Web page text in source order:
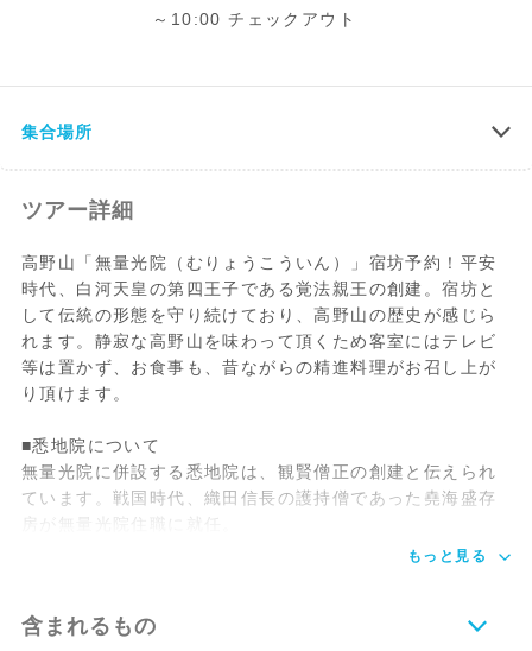
～10:00 チェックアウト
暖房・こたつ（冬）/ 金庫/ 浴衣・羽織・丹
前/ 日本茶セット/ シャンプー/ 石鹸/ 歯ブ
はございません。
行き方
急行で約1時間40分。
・JR和歌山から和歌山線で橋本駅まで、橋
本駅から
南海高野線に乗換極楽橋まで。
・極楽橋からはケーブルカーで高野山へ。
【車でお越しの場合】
・名古屋からは約4.5時間、東名阪、名阪国
（一部国道24号を経由して）紀北かつらぎ
道）を経て
集合場所
ツアー詳細
高野山「無量光院（むりょうこういん）」宿坊予約！平安
時代、白河天皇の第四王子である覚法親王の創建。宿坊と
して伝統の形態を守り続けており、高野山の歴史が感じら
れます。静寂な高野山を味わって頂くため客室にはテレビ
等は置かず、お食事も、昔ながらの精進料理がお召し上が
り頂けます。
■悉地院について
無量光院に併設する悉地院は、観賢僧正の創建と伝えられ
ています。戦国時代、織田信長の護持僧であった堯海盛存
房が無量光院住職に就任。
もっと見る
含まれるもの